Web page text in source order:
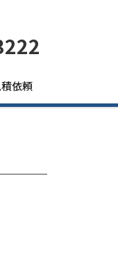
依頼